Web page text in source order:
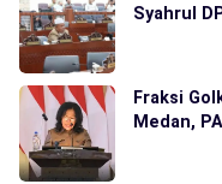
Syahrul
Fraksi
Medan,